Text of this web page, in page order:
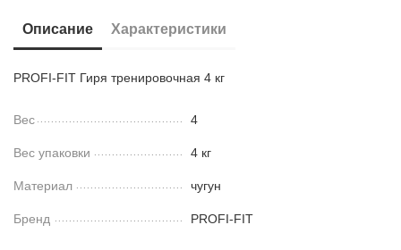
Описание Характеристики
PROFI-FIT Гиря тренировочная 4 кг
Вес 4
Вес упаковки 4 кг
Материал чугун
Бренд PROFI-FIT